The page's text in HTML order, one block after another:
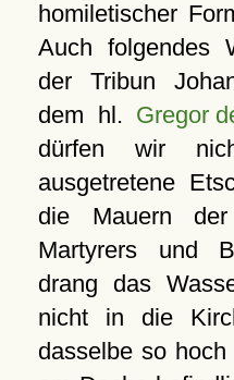
homiletischer
Auch folgendes
der Tribun
dem hl. Gregor
dürfen wir
ausgetretene
die Mauern
Martyrers und
drang das
nicht in die
dasselbe so